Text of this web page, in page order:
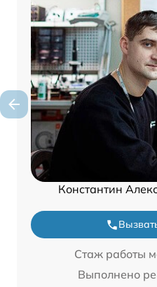
Константин
Стаж работы
Выполнено